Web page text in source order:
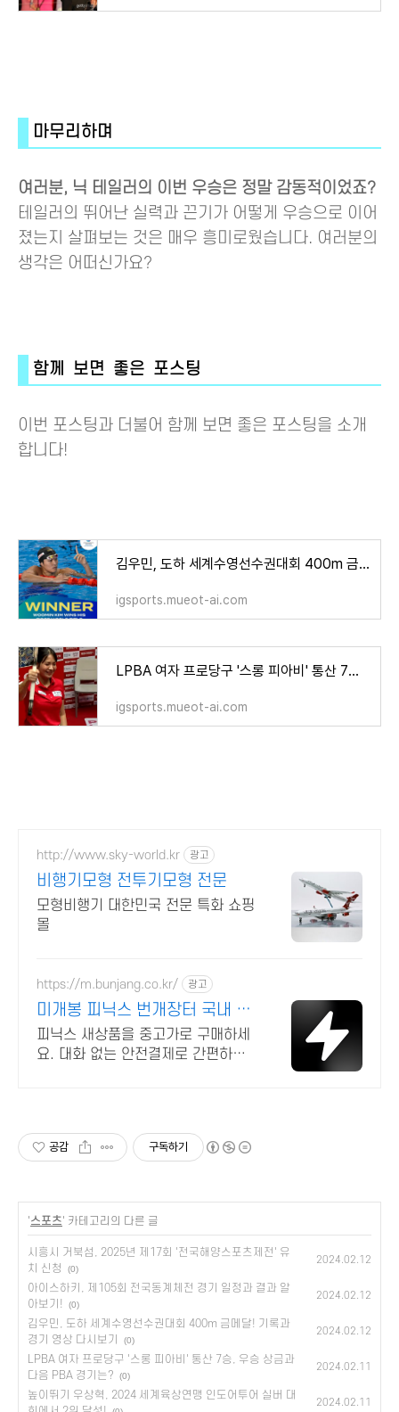
마무리하며
여러분, 닉 테일러의 이번 우승은 정말 감동적이었죠?
테일러의 뛰어난 실력과 끈기가 어떻게 우승으로 이어
졌는지 살펴보는 것은 매우 흥미로웠습니다. 여러분의
생각은 어떠신가요?
함께 보면 좋은 포스팅
이번 포스팅과 더불어 함께 보면 좋은 포스팅을 소개
합니다!
김우민, 도하 세계수영선수권대회 400m 금메달! 기록과 경기 영상 다시보기
igsports.mueot-ai.com
LPBA 여자 프로당구 '스롱 피아비' 통산 7승, 우승 상금과 다음 PBA 경기는?
igsports.mueot-ai.com
http://www.sky-world.kr 광고
비행기모형 전투기모형 전문
모형비행기 대한민국 전문 특화 쇼핑
몰
https://m.bunjang.co.kr/ 광고
미개봉 피닉스 번개장터 국내 최
대 브랜드 중고거래
피닉스 새상품을 중고가로 구매하세
요. 대화 없는 안전결제로 간편하게!
공감 구독하기
'스포츠' 카테고리의 다른 글
시흥시 거북섬, 2025년 제17회 '전국해양스포츠제전' 유
치 신청
(0)
2024.02.12
아이스하키, 제105회 전국동계체전 경기 일정과 결과 알
아보기!
(0)
2024.02.12
김우민, 도하 세계수영선수권대회 400m 금메달! 기록과
경기 영상 다시보기
(0)
2024.02.12
LPBA 여자 프로당구 '스롱 피아비' 통산 7승, 우승 상금과
다음 PBA 경기는?
(0)
2024.02.11
높이뛰기 우상혁, 2024 세계육상연맹 인도어투어 실버 대
2024.02.11